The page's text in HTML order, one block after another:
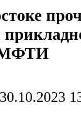
МФТИ